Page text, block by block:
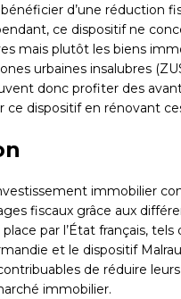
d’une réduction
ce dispositif ne
mais plutôt les biens
urbaines insalubres
donc profiter des
ce dispositif en rénovant
immobilier
fiscaux grâce aux
par l’État français, tels
et le dispositif
de réduire
immobilier.